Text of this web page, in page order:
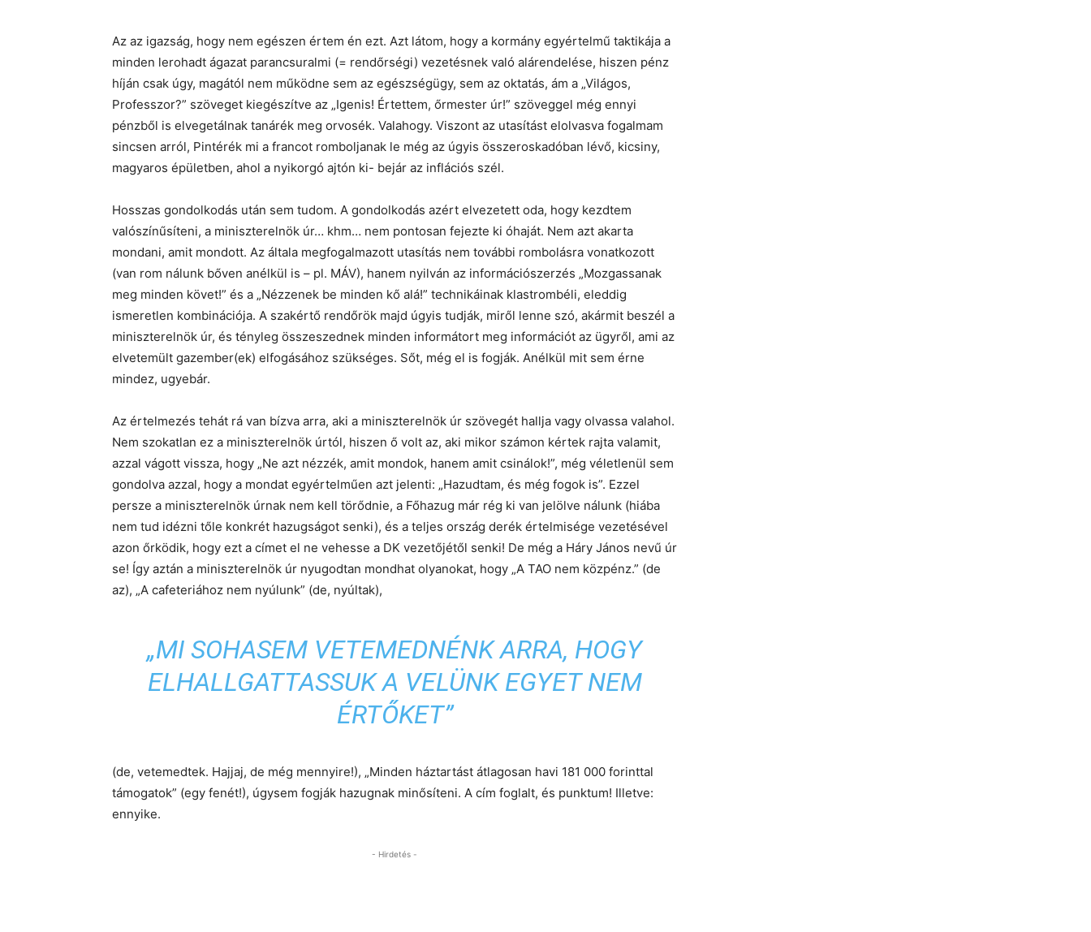
Az az igazság, hogy nem egészen értem én ezt. Azt látom, hogy a kormány egyértelmű taktikája a
minden lerohadt ágazat parancsuralmi (= rendőrségi) vezetésnek való alárendelése, hiszen pénz
híján csak úgy, magától nem működne sem az egészségügy, sem az oktatás, ám a „Világos,
Professzor?” szöveget kiegészítve az „Igenis! Értettem, őrmester úr!” szöveggel még ennyi
pénzből is elvegetálnak tanárék meg orvosék. Valahogy. Viszont az utasítást elolvasva fogalmam
sincsen arról, Pintérék mi a francot romboljanak le még az úgyis összeroskadóban lévő, kicsiny,
magyaros épületben, ahol a nyikorgó ajtón ki- bejár az inflációs szél.
Hosszas gondolkodás után sem tudom. A gondolkodás azért elvezetett oda, hogy kezdtem
valószínűsíteni, a miniszterelnök úr… khm… nem pontosan fejezte ki óhaját. Nem azt akarta
mondani, amit mondott. Az általa megfogalmazott utasítás nem további rombolásra vonatkozott
(van rom nálunk bőven anélkül is – pl. MÁV), hanem nyilván az információszerzés „Mozgassanak
meg minden követ!” és a „Nézzenek be minden kő alá!” technikáinak klastrombéli, eleddig
ismeretlen kombinációja. A szakértő rendőrök majd úgyis tudják, miről lenne szó, akármit beszél a
miniszterelnök úr, és tényleg összeszednek minden informátort meg információt az ügyről, ami az
elvetemült gazember(ek) elfogásához szükséges. Sőt, még el is fogják. Anélkül mit sem érne
mindez, ugyebár.
Az értelmezés tehát rá van bízva arra, aki a miniszterelnök úr szövegét hallja vagy olvassa valahol.
Nem szokatlan ez a miniszterelnök úrtól, hiszen ő volt az, aki mikor számon kértek rajta valamit,
azzal vágott vissza, hogy „Ne azt nézzék, amit mondok, hanem amit csinálok!”, még véletlenül sem
gondolva azzal, hogy a mondat egyértelműen azt jelenti: „Hazudtam, és még fogok is”. Ezzel
persze a miniszterelnök úrnak nem kell törődnie, a Főhazug már rég ki van jelölve nálunk (hiába
nem tud idézni tőle konkrét hazugságot senki), és a teljes ország derék értelmisége vezetésével
azon őrködik, hogy ezt a címet el ne vehesse a DK vezetőjétől senki! De még a Háry János nevű úr
se! Így aztán a miniszterelnök úr nyugodtan mondhat olyanokat, hogy „A TAO nem közpénz.” (de
az), „A cafeteriához nem nyúlunk” (de, nyúltak),
„MI SOHASEM VETEMEDNÉNK ARRA, HOGY
ELHALLGATTASSUK A VELÜNK EGYET NEM
ÉRTŐKET”
(de, vetemedtek. Hajjaj, de még mennyire!), „Minden háztartást átlagosan havi 181 000 forinttal
támogatok” (egy fenét!), úgysem fogják hazugnak minősíteni. A cím foglalt, és punktum! Illetve:
ennyike.
- Hirdetés -